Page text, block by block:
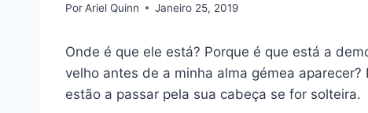
PorAriel Quinn Janeiro 25, 2019
Onde é que ele está? Porque é que está a
velho antes de a minha alma gémea
estão a passar pela sua cabeça se for solteira.